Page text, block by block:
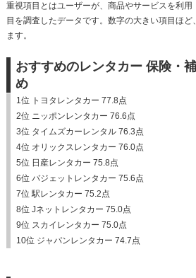
重視項目とはユーザーが、商品やサービスを利
目を調査したデータです。数字の大きい項目ほど
ます。
おすすめのレンタカー 保険・
め
1位 トヨタレンタカー 77.8点
2位 ニッポンレンタカー 76.6点
3位 タイムズカーレンタル 76.3点
4位 オリックスレンタカー 76.0点
5位 日産レンタカー 75.8点
6位 バジェットレンタカー 75.6点
7位 駅レンタカー 75.2点
8位 Jネットレンタカー 75.0点
9位 スカイレンタカー 75.0点
10位 ジャパンレンタカー 74.7点